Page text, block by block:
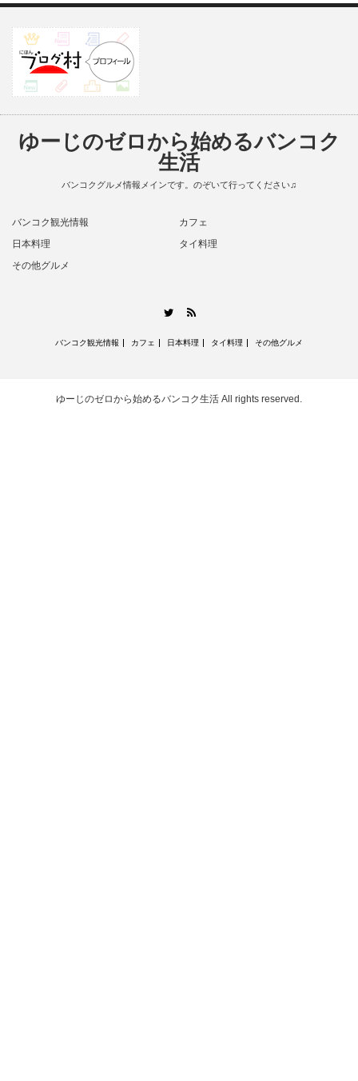
ゆーじのゼロから始めるバンコク
生活
バンコクグルメ情報メインです。のぞいて行ってください♫
バンコク観光情報
カフェ
日本料理
タイ料理
その他グルメ
Twitter
バンコク観光情報 カフェ 日本料理 タイ料理 その他グルメ
ゆーじのゼロから始めるバンコク生活 All rights reserved.